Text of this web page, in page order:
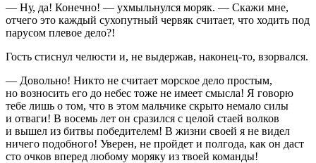
— Ну, да! Конечно! — ухмыльнулся моряк. — Скажи мне,
отчего это каждый сухопутный червяк считает, что ходить под
парусом плевое дело?!
Гость стиснул челюсти и, не выдержав, наконец-то, взорвался.
— Довольно! Никто не считает морское дело простым,
но возносить его до небес тоже не имеет смысла! Я говорю
тебе лишь о том, что в этом мальчике скрыто немало силы
и отваги! В восемь лет он сразился с целой стаей волков
и вышел из битвы победителем! В жизни своей я не видел
ничего подобного! Уверен, не пройдет и полгода, как он даст
сто очков вперед любому моряку из твоей команды!